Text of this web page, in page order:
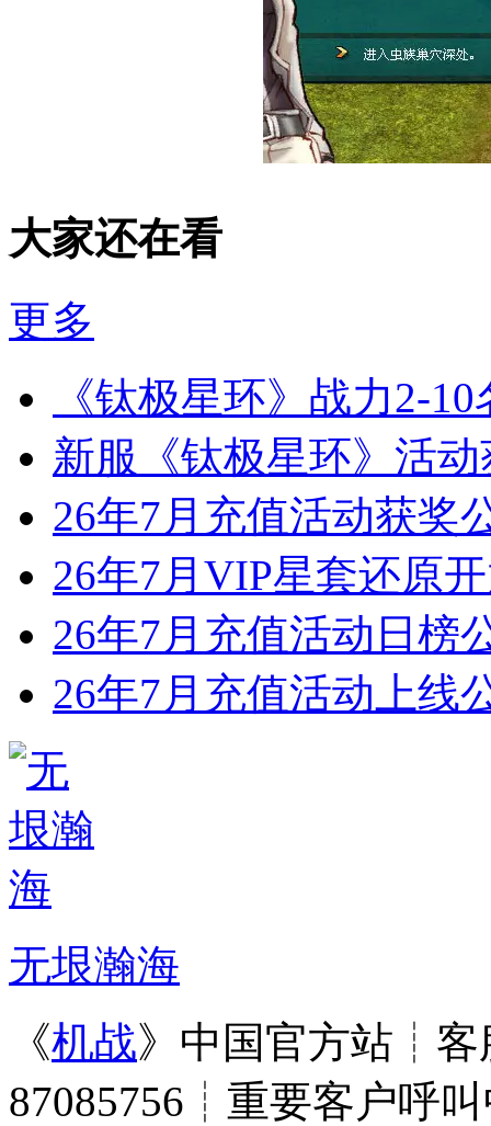
大家还在看
更多
《钛极星环》战力2-
新服《钛极星环》活
26年7月充值活动获奖
26年7月VIP星套还原
26年7月充值活动日榜
26年7月充值活动上线
无垠瀚海
《机战》中国官方站┊客
87085756┊重要客户呼